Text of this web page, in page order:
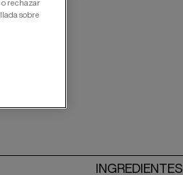
INGREDIENTES
o rechazar
sobre